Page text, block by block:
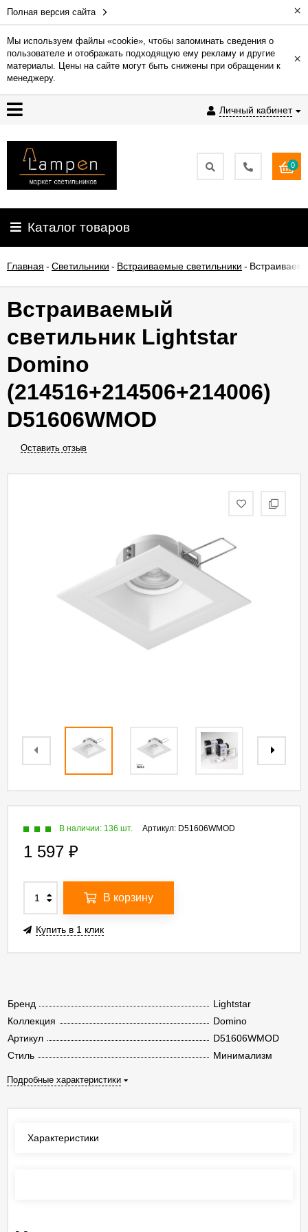
Полная версия сайта ×
Мы используем файлы «cookie», чтобы запоминать сведения о
пользователе и отображать подходящую ему рекламу и другие
материалы. Цены на сайте могут быть снижены при обращении к
менеджеру.
×
Личный кабинет
Гарантия
Доставка
и
Контакты
освещения
О
0
Каталог товаров
Главная - Светильники - Встраиваемые светильники -
Встраиваемый
светильник Lightstar
Domino
(214516+214506+214006)
D51606WMOD
Оставить отзыв
Бренд
Lightstar
Коллекция
Domino
Артикул
D51606WMOD
Стиль
Минимализм
Подробные характеристики
Артикул: D51606WMOD
В наличии: 136 шт.
1 597 ₽
В корзину
Купить в 1 клик
Характеристики